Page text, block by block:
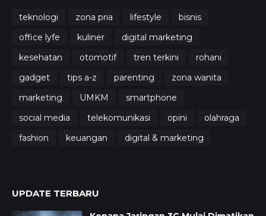
teknologi zona pria lifestyle
bisnis
office lyfe
kuliner
digital marketing
kesehatan
otomotif tren terkini
rohani
gadget
tips a-z parenting
zona wanita
marketing
UMKM
smartphone
social media
telekomunikasi opini
olahraga
fashion
keuangan digital & marketing
UPDATE TERBARU